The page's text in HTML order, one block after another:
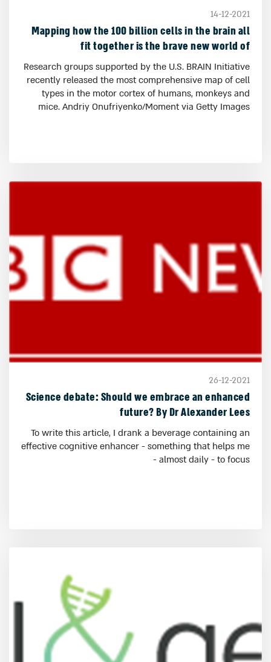
14-12-2021
Mapping how the 100 billion cells in the brain all
fit together is the brave new world of
neuroscience
Research groups supported by the U.S. BRAIN Initiative
recently released the most comprehensive map of cell
types in the motor cortex of humans, monkeys and
mice. Andriy Onufriyenko/Moment via Getty Images
26-12-2021
Science debate: Should we embrace an enhanced
future? By Dr Alexander Lees
To write this article, I drank a beverage containing an
effective cognitive enhancer - something that helps me
- almost daily - to focus